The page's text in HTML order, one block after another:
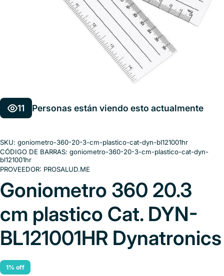
11 Personas están viendo esto actualmente
SKU: goniometro-360-20-3-cm-plastico-cat-dyn-bl121001hr
CÓDIGO DE BARRAS: goniometro-360-20-3-cm-plastico-cat-dyn-
bl121001hr
PROVEEDOR: PROSALUD.ME
Goniometro 360 20.3
cm plastico Cat. DYN-
BL121001HR Dynatronics
1% off